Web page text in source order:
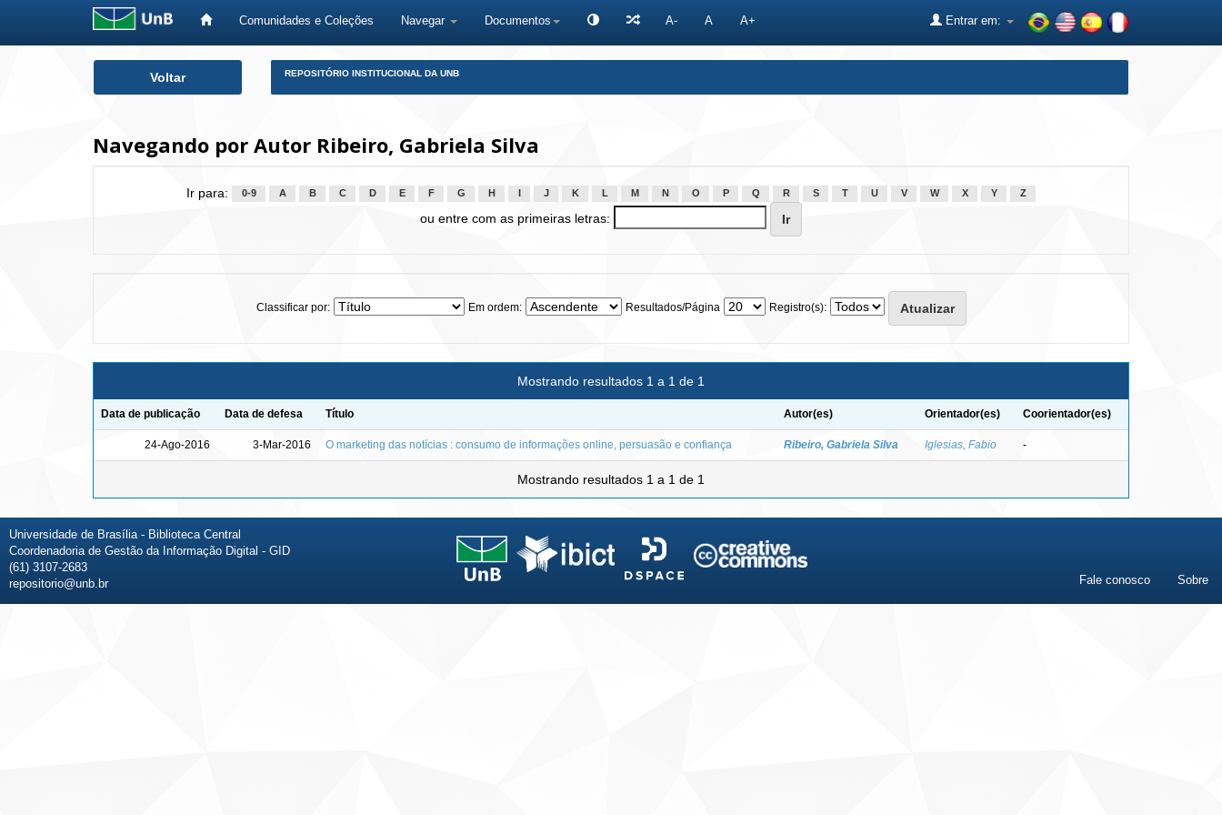
Comunidades e Coleções Navegar Documentos A- A A+ Entrar em:
Voltar REPOSITÓRIO INSTITUCIONAL DA UNB
Navegando por Autor Ribeiro, Gabriela Silva
Ir para: 0-9 A B C D E F G H J K L M N O P Q R S T U V W X Y Z
ou entre com as primeiras letras:
Classificar por: Em ordem: Resultados/Página Registro(s):
Mostrando resultados 1 a 1 de 1
Data de publicação Data de defesa Título Autor(es) Orientador(es) Coorientador(es)
24-Ago-2016 3-Mar-2016 O marketing das notícias : consumo de informações online, persuasão e confiança Ribeiro, Gabriela Silva Iglesias, Fabio -
Mostrando resultados 1 a 1 de 1
Universidade de Brasília - Biblioteca Central
Coordenadoria de Gestão da Informação Digital - GID
(61) 3107-2683
repositorio@unb.br
Fale conosco Sobre